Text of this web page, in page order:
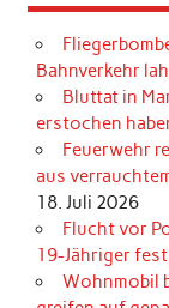
Bahnverkehr
Bluttat in
erstochen
Feuerwehr
aus
18. Juli 2026
Flucht vor
19-Jähriger
Wohnmobil